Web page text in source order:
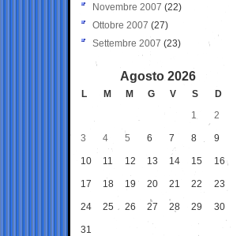
Novembre 2007 (22)
Ottobre 2007 (27)
Settembre 2007 (23)
Agosto 2026
L M M G V S
D
1
2
3 4 5 6 7 8 9
10 11 12 13 14 15 16
17 18 19 20 21 22 23
24 25 26 27 28 29 30
31